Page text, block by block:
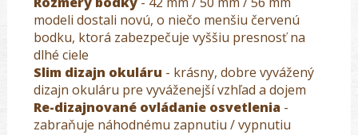
modeli dostali novú, o niečo menšiu červenú
bodku, ktorá zabezpečuje vyššiu presnosť na
dlhé ciele
Slim dizajn okuláru - krásny, dobre vyvážený
dizajn okuláru pre vyváženejší vzhľad a dojem
Re-dizajnované ovládanie osvetlenia -
zabraňuje náhodnému zapnutiu / vypnutiu